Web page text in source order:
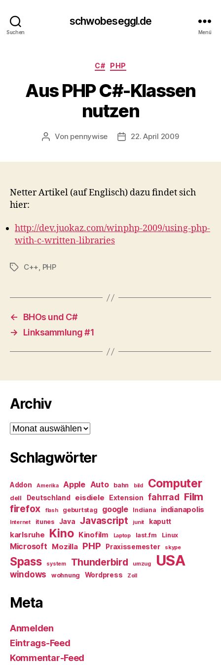
Suchen
schwobeseggl.de
Menü
Kategorien
C# PHP
Aus PHP C#-Klassen
nutzen
Beitragsautor
Von pennywise Veröffentlichungsdatum
22. April 2009
Netter Artikel (auf Englisch) dazu findet sich
hier:
http://dev.juokaz.com/winphp-2009/using-php-
with-c-written-libraries
Schlagwörter
C++, PHP
←
BHOs und C#
→
Linksammlung #1
Archiv
Archiv
Schlagwörter
Addon Amerika Apple Auto bahn bild Computer
dell Deutschland eisdiele Extension fahrrad Film
firefox flash geburtstag google Indiana indianapolis
Internet itunes Java Javascript junit kaputt
karlsruhe Kino Kinofilm Laptop last.fm Linux
Microsoft Mozilla PHP Praxissemester skype
Spass system Thunderbird umzug USA
windows wohnung Wordpress Zoll
Meta
Anmelden
Eintrags-Feed
Kommentar-Feed